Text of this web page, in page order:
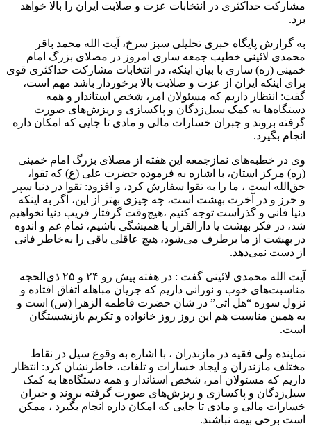
مشارکت حداکثری در انتخابات عزت و صلابت ایران را بالا خواهد
برد.
به گرارش پایگاه خبری تحلیلی سبز سرخ، آیت الله محمد باقر
محمدی لائینی خطیب جمعه ساری امروز در مصلای بزرگ امام
خمینی (ره) ساری با بیان اینکه، در انتخابات مشارکت حداکثری قوی
برای اینکه ایران از عزت و صلابت بالا برخوردار باشد مهم است،
گفت: انتظار داریم که مسئولان امر، شخص استاندار و همه
دستگاه‌ها به کمک سیل‌زدگان و پاکسازی و ریزش‌های صورت
گرفته بروند و جبران خسارات مالی و مادی تا جایی که امکان داره
انجام بگیرد.
وی در خطبه‌های نمازجمعه این هفته از مصلای بزرگ امام خمینی
(ره) مرکز استان، با اشاره به فرموده حضرت علی (ع) که تقوا،
حق‌الله است ، ما را به تقوا سفارش کرد، و افزود: تقوا در دنیا سپر
و حرز و در آخرت بهشت است، چه چیزی بهتر از این، اگر به اینکه
دنیا فانی و گذراست توجه کنیم ،هیچ‌وقت گرفتار فریب دنیا نخواهیم
شد، در فکر بهشت یا دارالقرار یا همیشگی باشیم، تمام غم و اندوه
در بهشت از ما برطرف می‌شود، هیچ عاقلی باقی را به‌خاطر فانی
از دست نمی‌دهد‌.
آیت الله محمدی لائینی گفت : در هفته پیش رو ۲۴ و ۲۵ ذی‌الحجه
مناسبت‌های خوب و نورانی داریم که جریان مباهله اتفاق افتاده و
نزول سوره “هل اتی” در شان حضرت فاطمه الزهرا (س) است و
به همین مناسبت هم این روز روز خانواده و تکریم بازنشستگان
است.
نماینده ولی فقیه در مازندران ، با اشاره به وقوع سیل در نقاط
مختلف مازندران و ایجاد خسارات و تلفات، خاطرنشان کرد: انتظار
داریم که مسئولان امر، شخص استاندار و همه دستگاه‌ها به کمک
سیل‌زدگان و پاکسازی و ریزش‌های صورت گرفته بروند و جبران
خسارات مالی و مادی تا جایی که امکان داره انجام بگیرد ، ممکن
است برخی بیمه نباشند.